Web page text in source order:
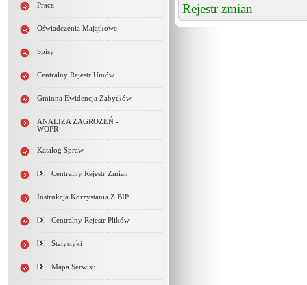
Praca
Oświadczenia Majątkowe
Spisy
Centralny Rejestr Umów
Gminna Ewidencja Zabytków
ANALIZA ZAGROŻEŃ -
WOPR
Katalog Spraw
Centralny Rejestr Zmian
Instrukcja Korzystania Z BIP
Centralny Rejestr Plików
Statystyki
Mapa Serwisu
Rejestr zmian